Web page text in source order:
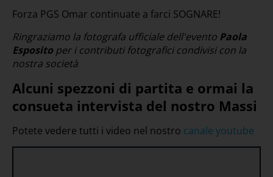
Forza PGS Omar continuate a farci SOGNARE!
Ringraziamo la fotografa ufficiale dell'evento Paola
Esposito per i contributi fotografici condivisi con la
nostra società
Alcuni spezzoni di partita e ormai la
consueta intervista del nostro Massi
Potete vedere tutti i video nel nostro canale youtube